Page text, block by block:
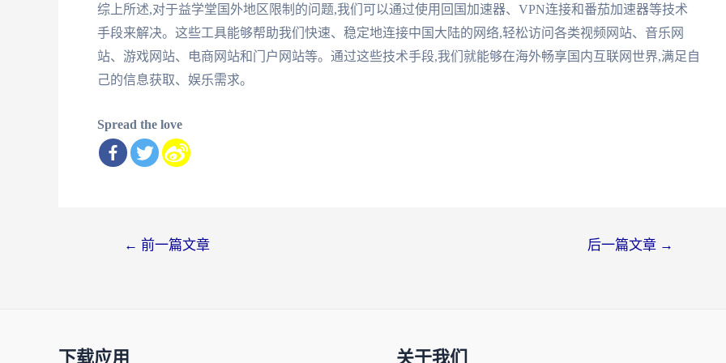
综上所述,对于益学堂国外地区限制的问题,我们可以通过使用回国加速器、VPN连接和番茄加速器等技术
手段来解决。这些工具能够帮助我们快速、稳定地连接中国大陆的网络,轻松访问各类视频网站、音乐网
站、游戏网站、电商网站和门户网站等。通过这些技术手段,我们就能够在海外畅享国内互联网世界,满足自
己的信息获取、娱乐需求。
Spread the love
← 前一篇文章 后一篇文章 →
下载应用 关于我们